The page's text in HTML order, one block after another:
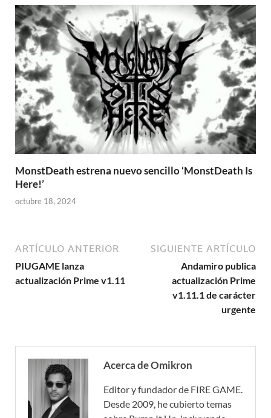
MonstDeath estrena nuevo sencillo ‘MonstDeath Is
Here!’
octubre 18, 2024
ARTÍCULO ANTERIOR
PIUGAME lanza
actualización Prime v1.11
SIGUIENTE ARTÍCULO
Andamiro publica
actualización Prime
v1.11.1 de carácter
urgente
Acerca de Omikron
Editor y fundador de FIRE GAME.
Desde 2009, he cubierto temas